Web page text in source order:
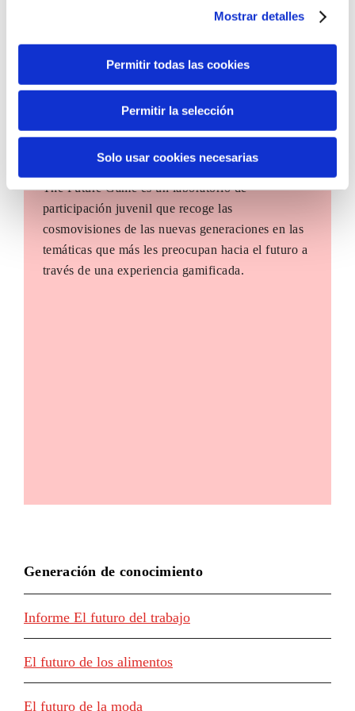
Mostrar detalles
Permitir todas las cookies
Permitir la selección
Solo usar cookies necesarias
The Future Game
The Future Game es un laboratorio de
participación juvenil que recoge las
cosmovisiones de las nuevas generaciones en las
temáticas que más les preocupan hacia el futuro a
través de una experiencia gamificada.
Generación de conocimiento
Informe El futuro del trabajo
El futuro de los alimentos
El futuro de la moda